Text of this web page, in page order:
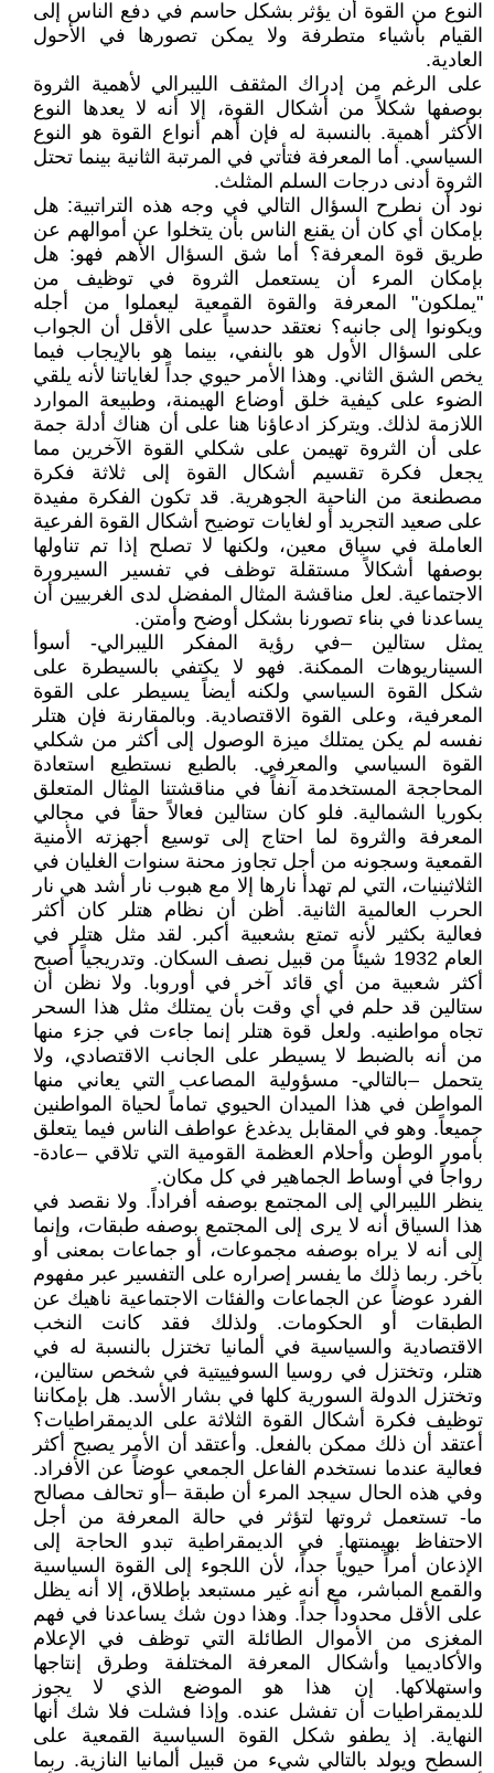
النوع من القوة أن يؤثر بشكل حاسم في دفع الناس إلى
القيام بأشياء متطرفة ولا يمكن تصورها في الأحول
العادية.
على الرغم من إدراك المثقف الليبرالي لأهمية الثروة
بوصفها شكلاً من أشكال القوة، إلا أنه لا يعدها النوع
الأكثر أهمية. بالنسبة له فإن أهم أنواع القوة هو النوع
السياسي. أما المعرفة فتأتي في المرتبة الثانية بينما تحتل
الثروة أدنى درجات السلم المثلث.
نود أن نطرح السؤال التالي في وجه هذه التراتبية: هل
بإمكان أي كان أن يقنع الناس بأن يتخلوا عن أموالهم عن
طريق قوة المعرفة؟ أما شق السؤال الأهم فهو: هل
بإمكان المرء أن يستعمل الثروة في توظيف من
"يملكون" المعرفة والقوة القمعية ليعملوا من أجله
ويكونوا إلى جانبه؟ نعتقد حدسياً على الأقل أن الجواب
على السؤال الأول هو بالنفي، بينما هو بالإيجاب فيما
يخص الشق الثاني. وهذا الأمر حيوي جداً لغاياتنا لأنه يلقي
الضوء على كيفية خلق أوضاع الهيمنة، وطبيعة الموارد
اللازمة لذلك. ويتركز ادعاؤنا هنا على أن هناك أدلة جمة
على أن الثروة تهيمن على شكلي القوة الآخرين مما
يجعل فكرة تقسيم أشكال القوة إلى ثلاثة فكرة
مصطنعة من الناحية الجوهرية. قد تكون الفكرة مفيدة
على صعيد التجريد أو لغايات توضيح أشكال القوة الفرعية
العاملة في سياق معين، ولكنها لا تصلح إذا تم تناولها
بوصفها أشكالاً مستقلة توظف في تفسير السيرورة
الاجتماعية. لعل مناقشة المثال المفضل لدى الغربيين أن
يساعدنا في بناء تصورنا بشكل أوضح وأمتن.
يمثل ستالين –في رؤية المفكر الليبرالي- أسوأ
السيناريوهات الممكنة. فهو لا يكتفي بالسيطرة على
شكل القوة السياسي ولكنه أيضاً يسيطر على القوة
المعرفية، وعلى القوة الاقتصادية. وبالمقارنة فإن هتلر
نفسه لم يكن يمتلك ميزة الوصول إلى أكثر من شكلي
القوة السياسي والمعرفي. بالطبع نستطيع استعادة
المحاججة المستخدمة آنفاً في مناقشتنا المثال المتعلق
بكوريا الشمالية. فلو كان ستالين فعالاً حقاً في مجالي
المعرفة والثروة لما احتاج إلى توسيع أجهزته الأمنية
القمعية وسجونه من أجل تجاوز محنة سنوات الغليان في
الثلاثينيات، التي لم تهدأ نارها إلا مع هبوب نار أشد هي نار
الحرب العالمية الثانية. أظن أن نظام هتلر كان أكثر
فعالية بكثير لأنه تمتع بشعبية أكبر. لقد مثل هتلر في
العام 1932 شيئاً من قبيل نصف السكان. وتدريجياً أصبح
أكثر شعبية من أي قائد آخر في أوروبا. ولا نظن أن
ستالين قد حلم في أي وقت بأن يمتلك مثل هذا السحر
تجاه مواطنيه. ولعل قوة هتلر إنما جاءت في جزء منها
من أنه بالضبط لا يسيطر على الجانب الاقتصادي، ولا
يتحمل –بالتالي- مسؤولية المصاعب التي يعاني منها
المواطن في هذا الميدان الحيوي تماماً لحياة المواطنين
جميعاً. وهو في المقابل يدغدغ عواطف الناس فيما يتعلق
بأمور الوطن وأحلام العظمة القومية التي تلاقي –عادة-
رواجاً في أوساط الجماهير في كل مكان.
ينظر الليبرالي إلى المجتمع بوصفه أفراداً. ولا نقصد في
هذا السياق أنه لا يرى إلى المجتمع بوصفه طبقات، وإنما
إلى أنه لا يراه بوصفه مجموعات، أو جماعات بمعنى أو
بآخر. ربما ذلك ما يفسر إصراره على التفسير عبر مفهوم
الفرد عوضاً عن الجماعات والفئات الاجتماعية ناهيك عن
الطبقات أو الحكومات. ولذلك فقد كانت النخب
الاقتصادية والسياسية في ألمانيا تختزل بالنسبة له في
هتلر، وتختزل في روسيا السوفييتية في شخص ستالين،
وتختزل الدولة السورية كلها في بشار الأسد. هل بإمكاننا
توظيف فكرة أشكال القوة الثلاثة على الديمقراطيات؟
أعتقد أن ذلك ممكن بالفعل. وأعتقد أن الأمر يصبح أكثر
فعالية عندما نستخدم الفاعل الجمعي عوضاً عن الأفراد.
وفي هذه الحال سيجد المرء أن طبقة –أو تحالف مصالح
ما- تستعمل ثروتها لتؤثر في حالة المعرفة من أجل
الاحتفاظ بهيمنتها. في الديمقراطية تبدو الحاجة إلى
الإذعان أمراً حيوياً جداً، لأن اللجوء إلى القوة السياسية
والقمع المباشر، مع أنه غير مستبعد بإطلاق، إلا أنه يظل
على الأقل محدوداً جداً. وهذا دون شك يساعدنا في فهم
المغزى من الأموال الطائلة التي توظف في الإعلام
والأكاديميا وأشكال المعرفة المختلفة وطرق إنتاجها
واستهلاكها. إن هذا هو الموضع الذي لا يجوز
للديمقراطيات أن تفشل عنده. وإذا فشلت فلا شك أنها
النهاية. إذ يطفو شكل القوة السياسية القمعية على
السطح ويولد بالتالي شيء من قبيل ألمانيا النازية. ربما